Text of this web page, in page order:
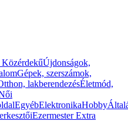
KözérdekűÚjdonságok,
Gépek, szerszámok,
lakberendezésÉletmód,
EgyébElektronikaHobby
Ezermester Extra